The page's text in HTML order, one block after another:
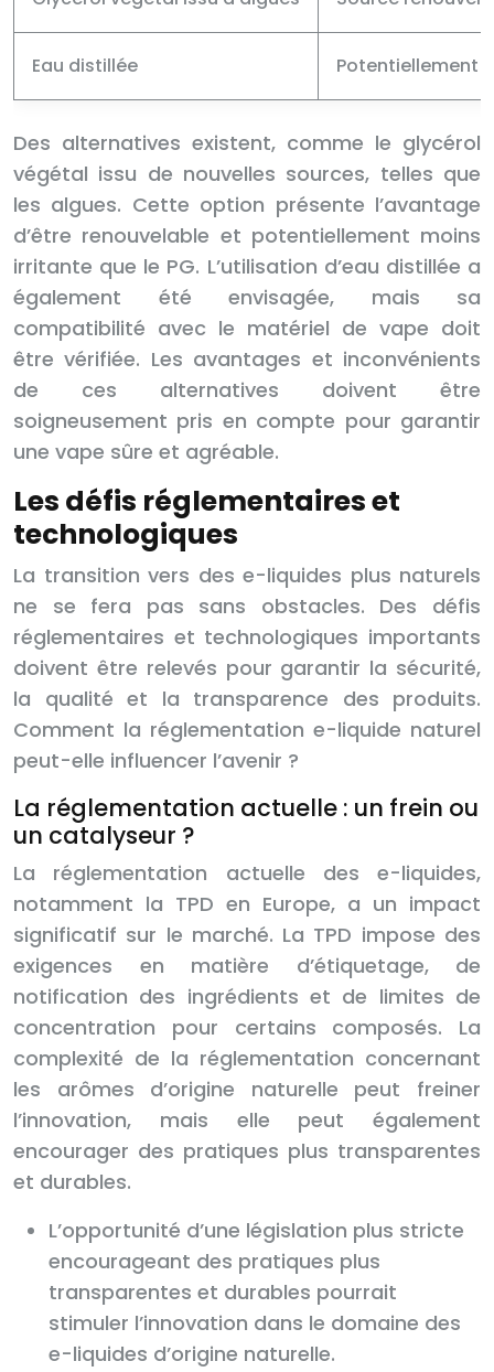
Eau distillée Potentiellement
Des alternatives existent, comme le glycérol
végétal issu de nouvelles sources, telles que
les algues. Cette option présente l’avantage
d’être renouvelable et potentiellement moins
irritante que le PG. L’utilisation d’eau distillée a
également été envisagée, mais sa
compatibilité avec le matériel de vape doit
être vérifiée. Les avantages et inconvénients
de ces alternatives doivent être
soigneusement pris en compte pour garantir
une vape sûre et agréable.
Les défis réglementaires et
technologiques
La transition vers des e-liquides plus naturels
ne se fera pas sans obstacles. Des défis
réglementaires et technologiques importants
doivent être relevés pour garantir la sécurité,
la qualité et la transparence des produits.
Comment la réglementation e-liquide naturel
peut-elle influencer l’avenir ?
La réglementation actuelle : un frein ou
un catalyseur ?
La réglementation actuelle des e-liquides,
notamment la TPD en Europe, a un impact
significatif sur le marché. La TPD impose des
exigences en matière d’étiquetage, de
notification des ingrédients et de limites de
concentration pour certains composés. La
complexité de la réglementation concernant
les arômes d’origine naturelle peut freiner
l’innovation, mais elle peut également
encourager des pratiques plus transparentes
et durables.
L’opportunité d’une législation plus stricte
encourageant des pratiques plus
transparentes et durables pourrait
stimuler l’innovation dans le domaine des
e-liquides d’origine naturelle.